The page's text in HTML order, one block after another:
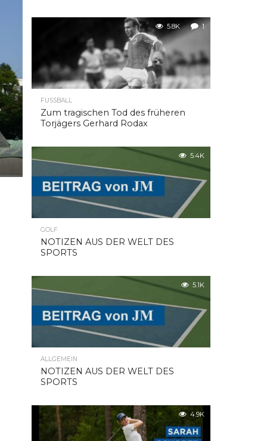
5.8K 1
FUSSBALL
Zum tragischen Tod des früheren
Torjägers Gerhard Rodax
5.4K
GOLF
NOTIZEN AUS DER WELT DES
SPORTS
5.1K
ALLGEMEIN
NOTIZEN AUS DER WELT DES
SPORTS
4.9K